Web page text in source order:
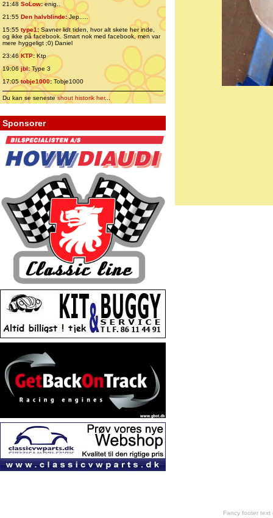
21:48 SoLow:enig..
21:55 Den halvblinde:Jep.....
15:55 type1:Savner lidt tiden, hvor alt skete her inde,
og ikke på facebook. Smart nok med facebook, men var
mere hyggeligt ;0) Daniel
23:46 KTP:Ktp
19:06jbl:Type 3
17:05tobje1000: Tobje1000
Du kan se senesteshout historik her...
Sponsorer
Fancy footer